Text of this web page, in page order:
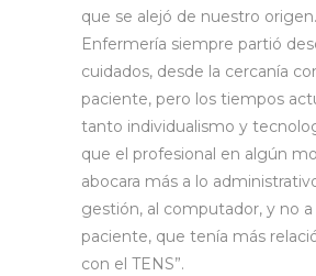
que se alejó de nuestro
Enfermería siempre partió
cuidados, desde la cercanía
paciente, pero los tiempos
tanto individualismo y
que el profesional en algún
abocara más a lo
gestión, al computador, y no
paciente, que tenía más
con el TENS”.